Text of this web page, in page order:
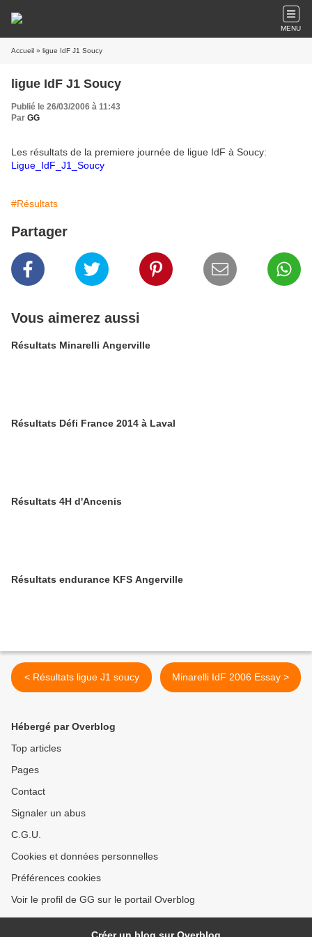
MENU
Accueil » ligue IdF J1 Soucy
ligue IdF J1 Soucy
Publié le 26/03/2006 à 11:43
Par GG
Les résultats de la premiere journée de ligue IdF à Soucy:
Ligue_IdF_J1_Soucy
#Résultats
Partager
Vous aimerez aussi
Résultats Minarelli Angerville
Résultats Défi France 2014 à Laval
Résultats 4H d'Ancenis
Résultats endurance KFS Angerville
< Résultats ligue J1 soucy Minarelli IdF 2006 Essay >
Hébergé par Overblog
Top articles
Pages
Contact
Signaler un abus
C.G.U.
Cookies et données personnelles
Préférences cookies
Voir le profil de GG sur le portail Overblog